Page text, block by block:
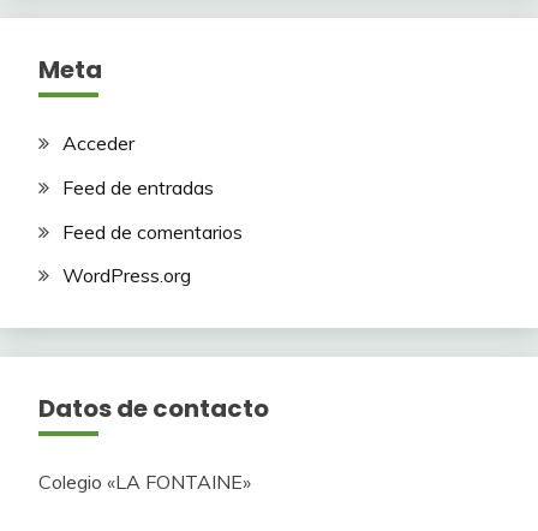
Meta
Acceder
Feed de entradas
Feed de comentarios
WordPress.org
Datos de contacto
Colegio «LA FONTAINE»